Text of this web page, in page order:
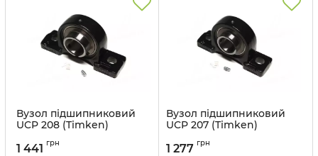
Вузол підшипниковий
UCP 208 (Timken)
1 441 грн
Вузол підшипниковий
UCP 207 (Timken)
1 277 грн